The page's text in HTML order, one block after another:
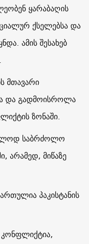
ყარაბაღის
ქსელებსა და
ამის შესახებ
მთავარი
და გადმოისროლა
ზონაში.
საბრძოლო
არამედ, მიწაზე
პაკისტანის